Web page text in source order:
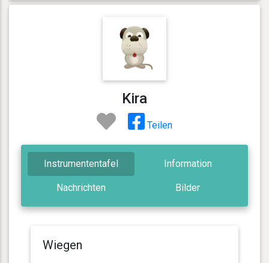
Kira
Teilen
Instrumententafel Information
Nachrichten Bilder
Wiegen